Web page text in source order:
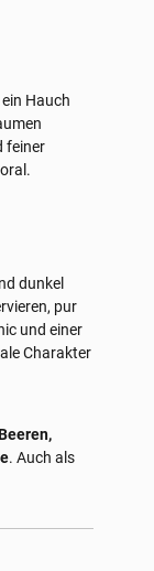
Hauch
feiner
dunkel
pur
und einer
Charakter
. Auch als